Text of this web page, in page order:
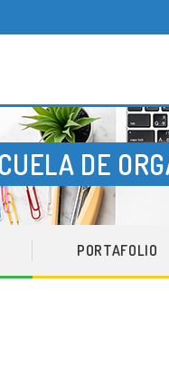
del Atlántico
PORTAFOLIO
DE